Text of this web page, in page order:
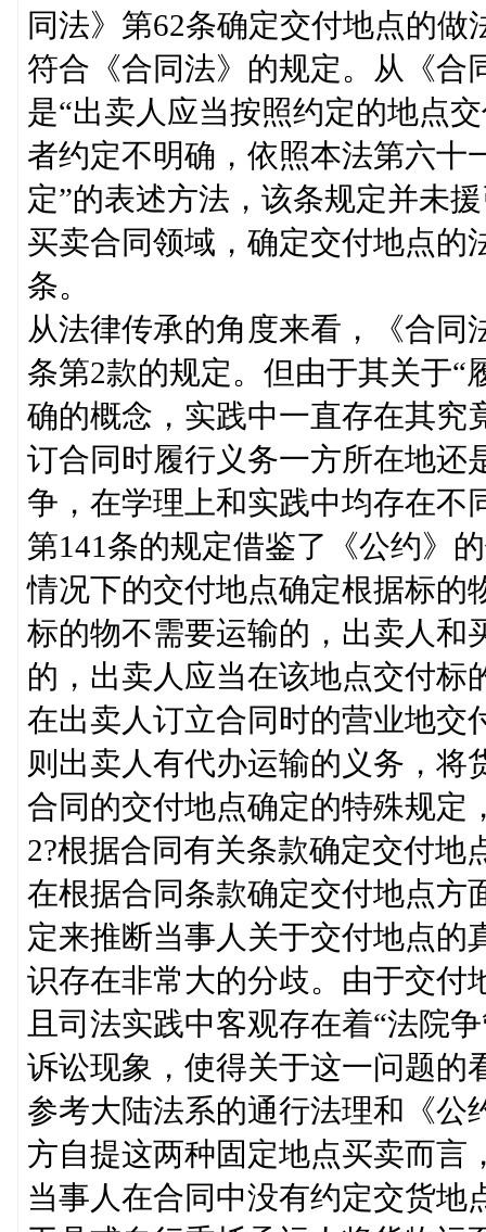
同法》第62条确定交付地点的
符合《合同法》的规定。从《合
是“出卖人应当按照约定的地点
者约定不明确，依照本法第六十
定”的表述方法，该条规定并未
买卖合同领域，确定交付地点的
条。
从法律传承的角度来看，《合同
条第2款的规定。但由于其关于“
确的概念，实践中一直存在其究
订合同时履行义务一方所在地还
争，在学理上和实践中均存在不
第141条的规定借鉴了《公约》
情况下的交付地点确定根据标的
标的物不需要运输的，出卖人和
的，出卖人应当在该地点交付标
在出卖人订立合同时的营业地交
则出卖人有代办运输的义务，将
合同的交付地点确定的特殊规定
2?根据合同有关条款确定交付地
在根据合同条款确定交付地点方
定来推断当事人关于交付地点的
识存在非常大的分歧。由于交付
且司法实践中客观存在着“法院
诉讼现象，使得关于这一问题的
参考大陆法系的通行法理和《公
方自提这两种固定地点买卖而言
当事人在合同中没有约定交货地